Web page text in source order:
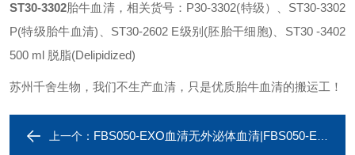
ST30-3302胎牛血清，相关货号：P30-3302(特级）、ST30-3302
P(特级胎牛血清)、ST30-2602 E级别(胚胎干细胞)、ST30 -3402
500 ml 脱脂(Delipidized)
苏州千舍生物，我们不生产血清，只是优质胎牛血清的搬运工！
上一个： FBS050-EXO血清无外泌体血清|FBS050-EXO